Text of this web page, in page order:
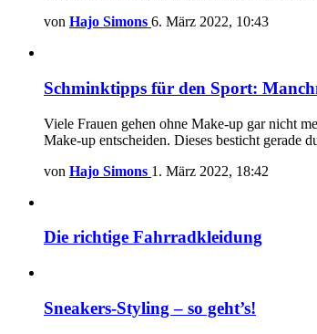
von Hajo Simons 6. März 2022, 10:43
Schminktipps für den Sport:
Viele Frauen gehen ohne Make-up gar nicht
Make-up entscheiden. Dieses besticht
von Hajo Simons 1. März 2022, 18:42
Die richtige Fahrradkleidung
Sneakers-Styling – so geht’s!